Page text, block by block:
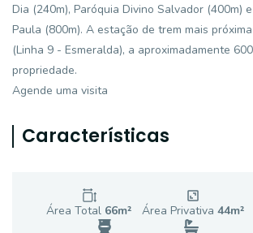
Dia (240m), Paróquia Divino Salvador (400m)
Paula (800m). A estação de trem mais
(Linha 9 - Esmeralda), a aproximadamente
propriedade.
Agende uma visita
Características
Área Total 66m² Área Privativa 44m²